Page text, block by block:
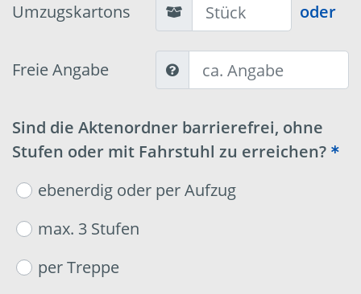
Umzugskartons oder
Freie Angabe
Sind die Aktenordner barrierefrei, ohne
Stufen oder mit Fahrstuhl zu erreichen?
ebenerdig oder per Aufzug
max. 3 Stufen
per Treppe